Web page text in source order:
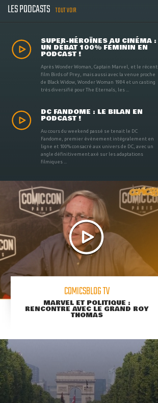
LES PODCASTS TOUT VOIR
SUPER-HÉROÏNES AU CINÉMA :
UN DÉBAT 100% FÉMININ EN
PODCAST !
Après Wonder Woman, Captain Marvel, et le récent
film Birds of Prey, mais aussi avec la venue proche
de Black Widow, Wonder Woman 1984 et un casting
très diversifié pour The Eternals, les ...
DC FANDOME : LE BILAN EN
PODCAST !
Au cours du weekend passé se tenait le DC
Fandome, premier évènement intégralement en
ligne et 100% consacré aux univers de DC, avec un
angle définitivement axé sur les adaptations
filmiques ...
COMICSBLOG TV
MARVEL ET POLITIQUE :
RENCONTRE AVEC LE GRAND ROY
THOMAS